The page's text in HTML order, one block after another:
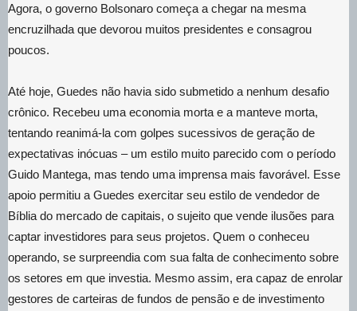
Agora, o governo Bolsonaro começa a chegar na mesma
encruzilhada que devorou muitos presidentes e consagrou
poucos.
Até hoje, Guedes não havia sido submetido a nenhum desafio
crônico. Recebeu uma economia morta e a manteve morta,
tentando reanimá-la com golpes sucessivos de geração de
expectativas inócuas – um estilo muito parecido com o período
Guido Mantega, mas tendo uma imprensa mais favorável. Esse
apoio permitiu a Guedes exercitar seu estilo de vendedor de
Bíblia do mercado de capitais, o sujeito que vende ilusões para
captar investidores para seus projetos. Quem o conheceu
operando, se surpreendia com sua falta de conhecimento sobre
os setores em que investia. Mesmo assim, era capaz de enrolar
gestores de carteiras de fundos de pensão e de investimento